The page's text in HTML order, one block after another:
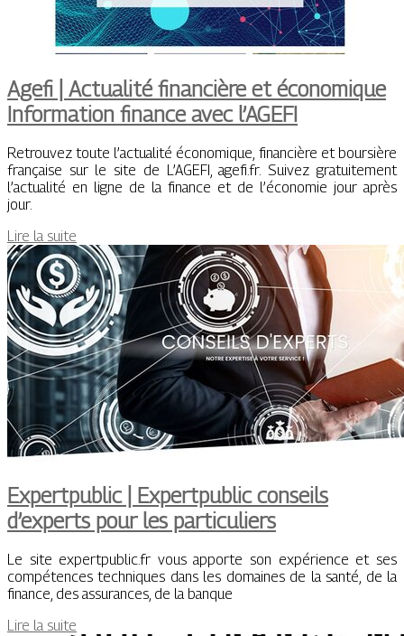
Agefi | Actualité financière et économique
Information finance avec l’AGEFI
Retrouvez toute l’actualité économique, financière et boursière
française sur le site de L’AGEFI, agefi.fr. Suivez gratuitement
l’actualité en ligne de la finance et de l’économie jour après
jour.
Lire la suite
Expertpublic | Ex­pertpub­lic conseils
d’experts pour les par­ticu­liers
Le site expertpublic.fr vous apporte son expérience et ses
compétences techniques dans les domaines de la santé, de la
finance, des assurances, de la banque
Lire la suite